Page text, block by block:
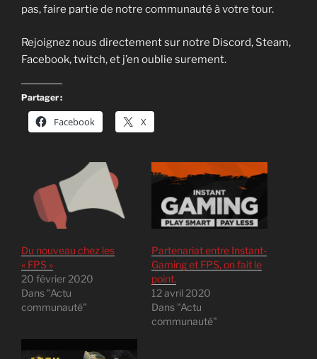
pas, faire partie de notre communauté à votre tour.
Rejoignez nous directement sur notre Discord, Steam,
Facebook, twitch, et j’en oublie surement.
Partager :
Facebook X
Du nouveau chez les
« FPS »
20 février 2020
Dans "Actu
communauté"
Partenariat entre Instant-
Gaming et FPS, on fait le
point.
12 avril 2020
Dans "Actu
communauté"